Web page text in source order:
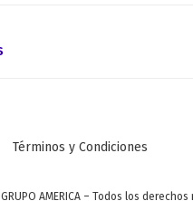
Términos y Condiciones
AMERICA – Todos los